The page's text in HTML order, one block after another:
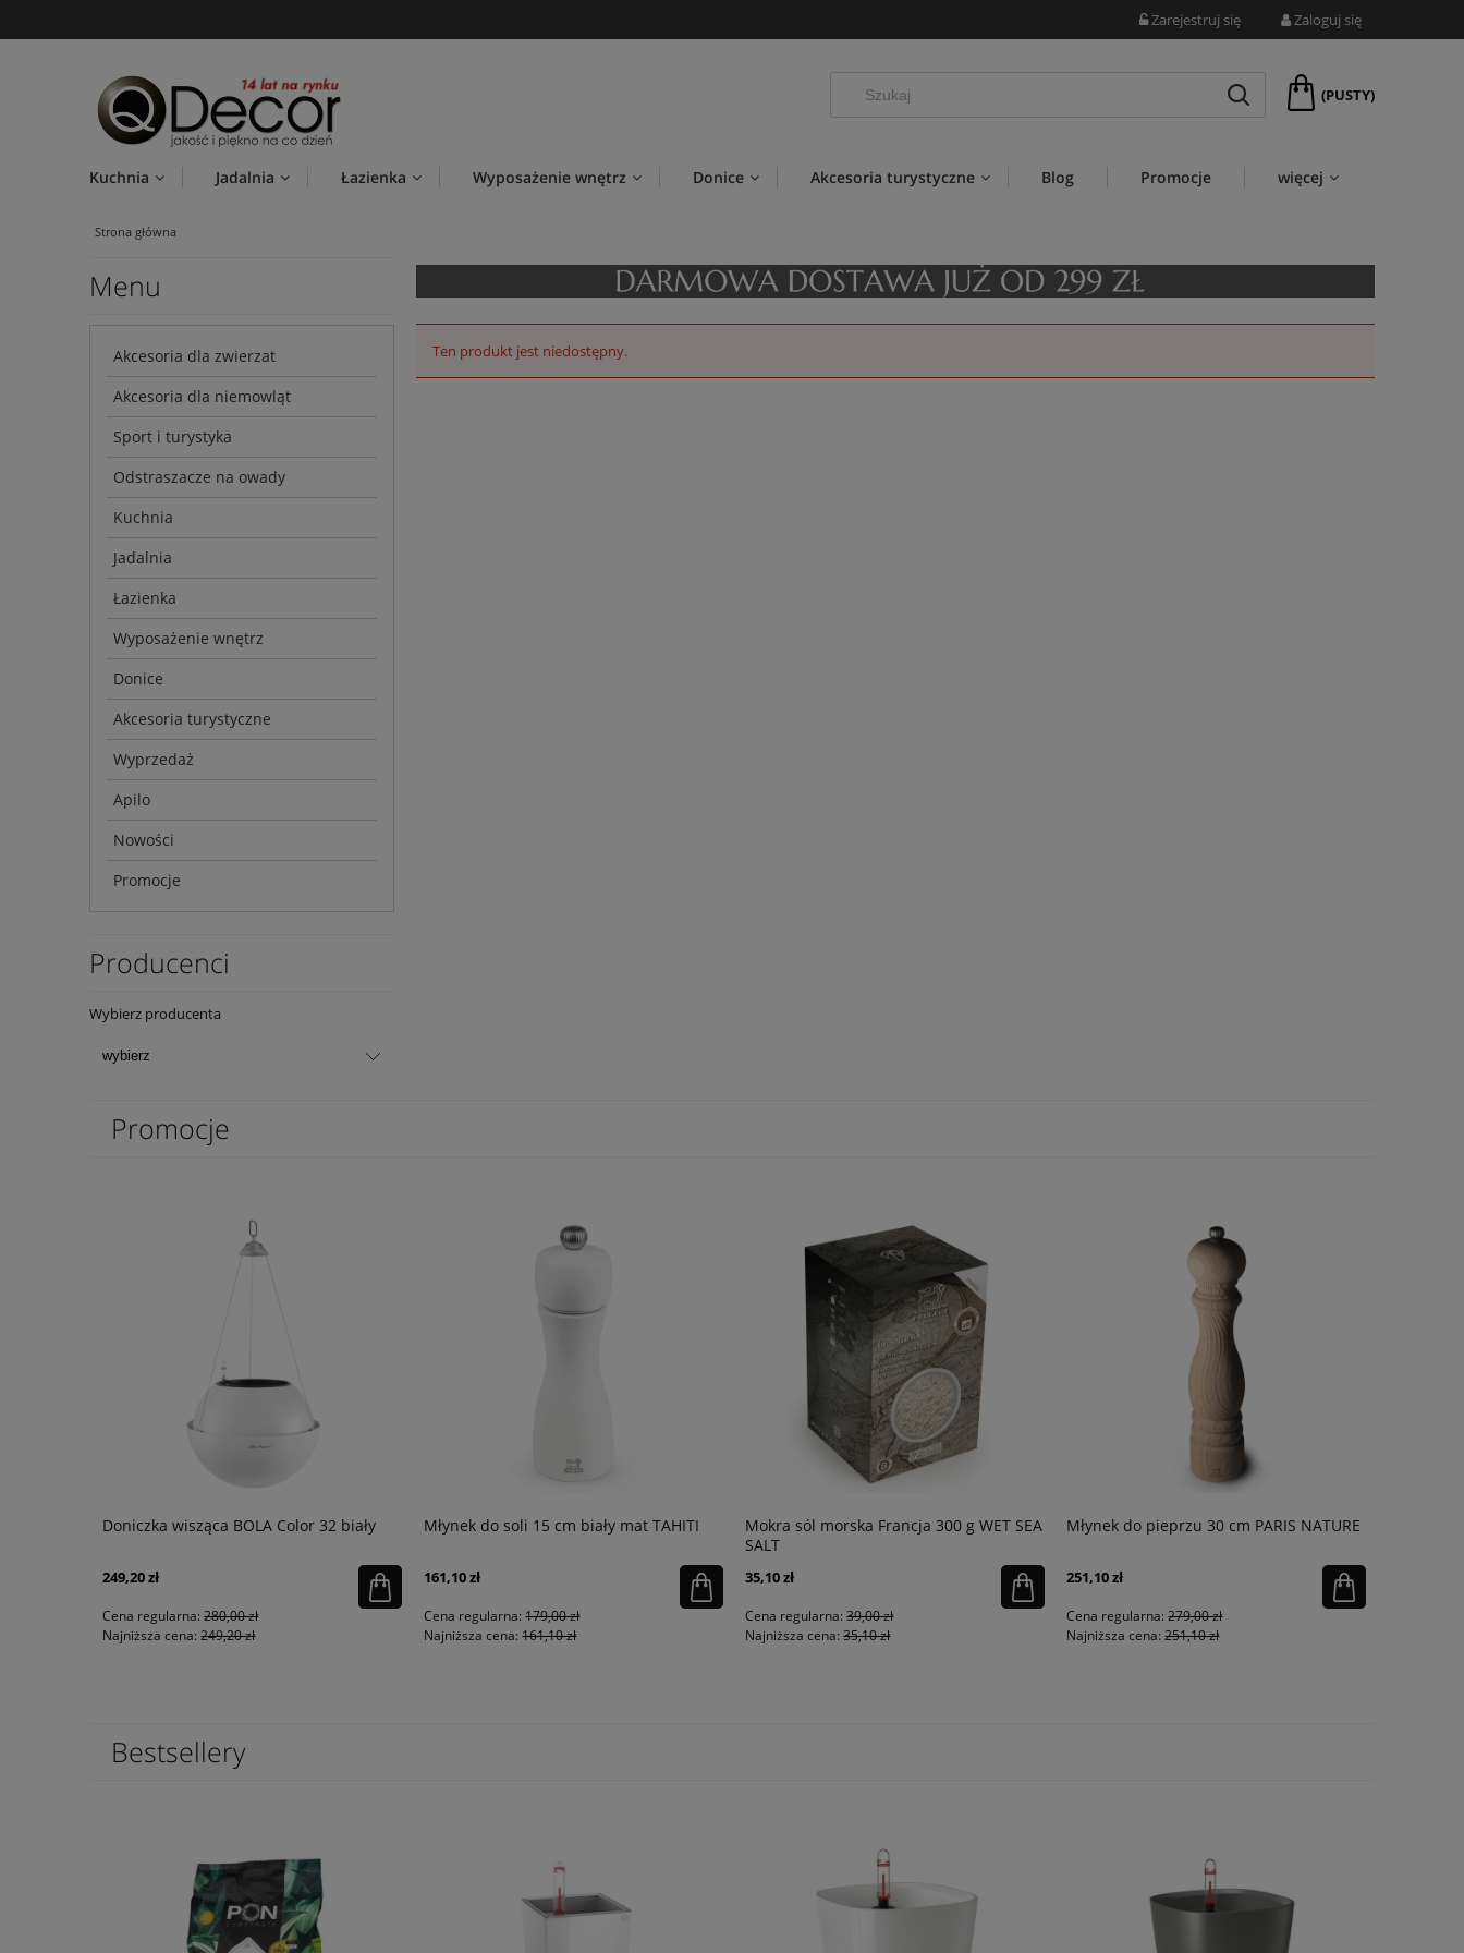
Zarejestruj się Zaloguj się
(PUSTY)
Kuchnia Jadalnia Łazienka Wyposażenie wnętrz Donice Akcesoria turystyczne Blog Promocje więcej
Strona główna
Menu
Akcesoria dla zwierzat
Akcesoria dla niemowląt
Sport i turystyka
Odstraszacze na owady
Kuchnia
Jadalnia
Łazienka
Wyposażenie wnętrz
Donice
Akcesoria turystyczne
Wyprzedaż
Apilo
Nowości
Promocje
Producenci
Wybierz producenta
Ten produkt jest niedostępny.
Promocje
Doniczka wisząca BOLA Color 32 biały
249,20 zł
Cena regularna: 280,00 zł
Najniższa cena: 249,20 zł
Młynek do soli 15 cm biały mat TAHITI
161,10 zł
Cena regularna: 179,00 zł
Najniższa cena: 161,10 zł
Mokra sól morska Francja 300 g WET SEA
SALT
35,10 zł
Cena regularna: 39,00 zł
Najniższa cena: 35,10 zł
Młynek do pieprzu 30 cm PARIS NATURE
251,10 zł
Cena regularna: 279,00 zł
Najniższa cena: 251,10 zł
Bestsellery